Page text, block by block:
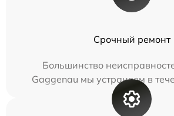
Срочный ремонт
Большинство
Gaggenau мы устраняем в